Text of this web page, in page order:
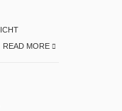
READ MORE